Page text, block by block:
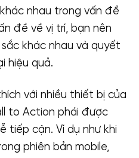
nhau trong vấn đề
đề về vị trí, bạn nên
khác nhau và quyết
hiệu quả.
với nhiều thiết bị của
to Action phái được
tiếp cận. Ví dụ như khi
phiên bản mobile,